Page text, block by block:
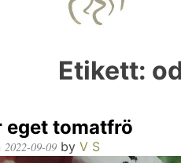
Etikett:
eget tomatfrö
2022-09-09 by V S